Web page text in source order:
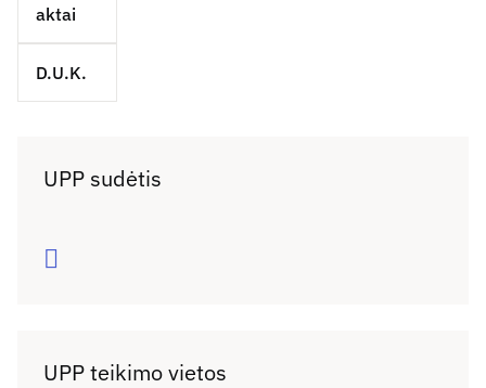
aktai
D.U.K.
UPP sudėtis
Daugiau
UPP teikimo vietos